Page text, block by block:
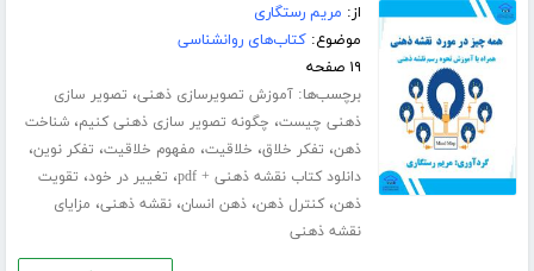
از: مریم رستگاری
موضوع:کتاب‌های روانشناسی
۱۹ صفحه
برچسب‌ها:آموزش تصویرسازی ذهنی، تصویر سازی
ذهنی چیست، چگونه تصویر سازی ذهنی کنیم،شناخت
ذهن، تفکر خلاق، خلاقیت، مفهوم خلاقیت، تفکر نوین،
دانلود کتاب نقشه ذهنی + pdf ، تغییر در خود، تقویت
ذهن،کنترل ذهن،ذهن انسان،نقشه ذهنی، مزایای
نقشه ذهنی